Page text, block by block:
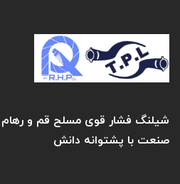
شیلنگ فشار قوی مسلح قم و رهام
صنعت با پشتوانه دانش